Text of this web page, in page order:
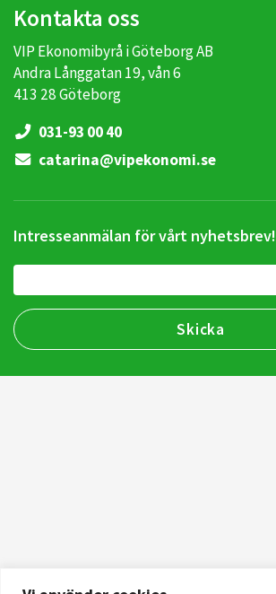
Kontakta oss
VIP Ekonomibyrå i Göteborg AB
Andra Långgatan 19, vån 6
413 28 Göteborg
031-93 00 40
catarina@vipekonomi.se
Intresseanmälan för vårt nyhetsbrev!